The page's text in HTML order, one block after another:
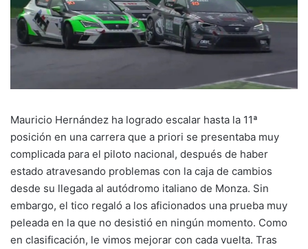
Mauricio Hernández ha logrado escalar hasta la 11ª
posición en una carrera que a priori se presentaba muy
complicada para el piloto nacional, después de haber
estado atravesando problemas con la caja de cambios
desde su llegada al autódromo italiano de Monza. Sin
embargo, el tico regaló a los aficionados una prueba muy
peleada en la que no desistió en ningún momento. Como
en clasificación, le vimos mejorar con cada vuelta. Tras